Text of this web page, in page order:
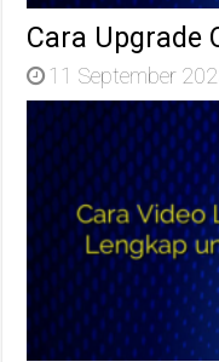
Cara Upgrade
11 September